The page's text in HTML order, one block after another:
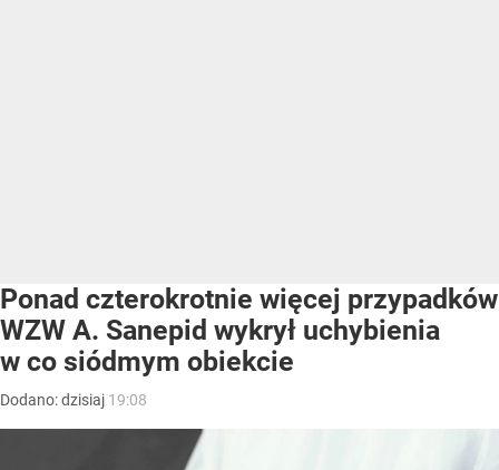
Ponad czterokrotnie więcej przypadków
WZW A. Sanepid wykrył uchybienia
w co siódmym obiekcie
Dodano:dzisiaj 19:08